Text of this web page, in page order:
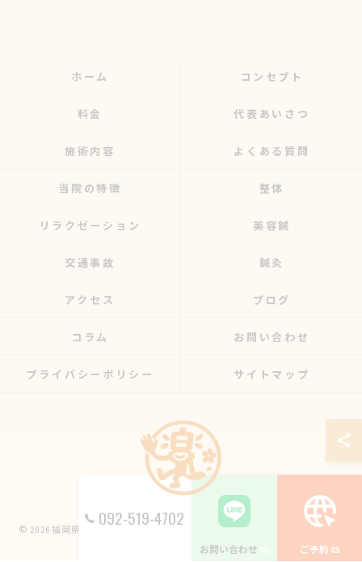
092-519-4702
お問い合わせ ご予約
ホーム コンセプト
料金 代表あいさつ
施術内容 よくある質問
当院の特徴 整体
リラクゼーション 美容鍼
交通事故 鍼灸
アクセス ブログ
コラム お問い合わせ
プライバシーポリシー サイトマップ
© 2026 福岡県博多区の整骨院なら楽する鍼灸・整骨院 南福岡院 ALL RIGHTS
RESERVED.